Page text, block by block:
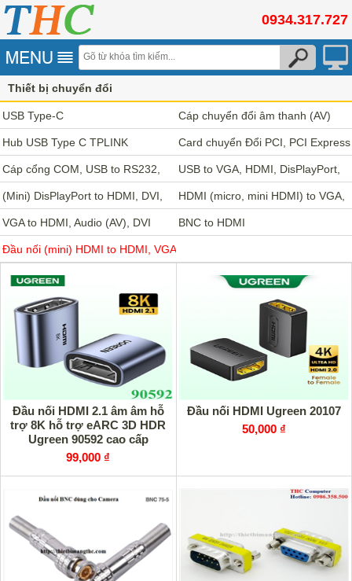
0934.317.727
Thiết bị chuyển đổi
Đầu nối (mini) HDMI to HDMI, VGA to VGA
USB Type-C Cáp chuyển đổi âm thanh (AV)
Veggieg
Hub USB Type C TPLINK Card chuyển Đổi PCI, PCI Express
Cáp cổng COM, USB to RS232,
RS422, RS485, SATA
USB to VGA, HDMI, DisPlayPort,
DVI, AV, LAN
(Mini) DisPlayPort to HDMI, DVI,
VGA, Audio (AV)
HDMI (micro, mini HDMI) to VGA,
Audio (AV), DVI
VGA to HDMI, Audio (AV), DVI BNC to HDMI
Đầu nối (mini) HDMI to HDMI, VGA
to VGA
Đầu nối HDMI 2.1 âm âm hỗ
trợ 8K hỗ trợ eARC 3D HDR
Ugreen 90592 cao cấp
99,000 ₫
Đầu nối HDMI Ugreen 20107
50,000 ₫